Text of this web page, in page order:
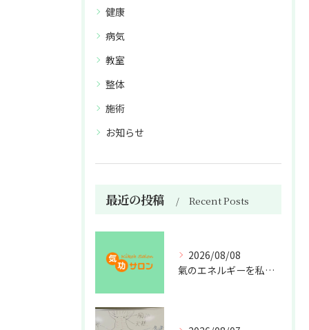
健康
病気
教室
整体
施術
お知らせ
最近の投稿 Recent Posts
2026/08/08
氣のエネルギーを私利私欲のために使うな